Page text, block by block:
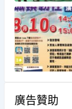
廣告贊助